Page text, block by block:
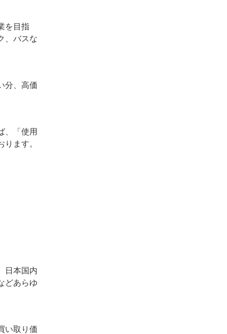
を目指
、バスな
分、高価
、「使用
ます。
日本国内
どあらゆ
い取り価